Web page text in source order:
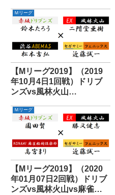
Ｍリーグ
【Mリーグ2019】（2019
年10月4日1回戦）ドリブ
ンズvs風林火山
スＭリーグ
【Mリーグ2019】（2020
年01月07日2回戦）ドリブ
ンズvs風林火山vs麻雀格